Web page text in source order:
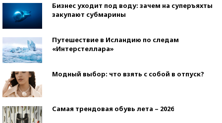
Бизнес уходит под воду: зачем на суперъяхты
закупают субмарины
Путешествие в Исландию по следам
«Интерстеллара»
Модный выбор: что взять с собой в отпуск?
Самая трендовая обувь лета – 2026